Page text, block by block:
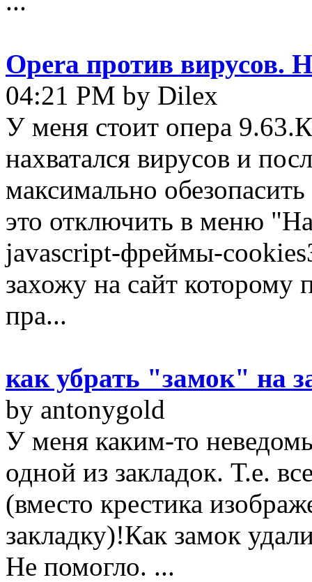
Opera против вирусов.
04:21 PM by Dilex
У меня стоит опера
нахватался вирусов и
максимально
это отключить в меню
javascript-фреймы-
захожу на сайт
пра...
как убрать "замок" на
by antonygold
У меня каким-то
одной из закладок. Т.е.
(вместо крестика
закладку)!Как замок
Не помогло. ...